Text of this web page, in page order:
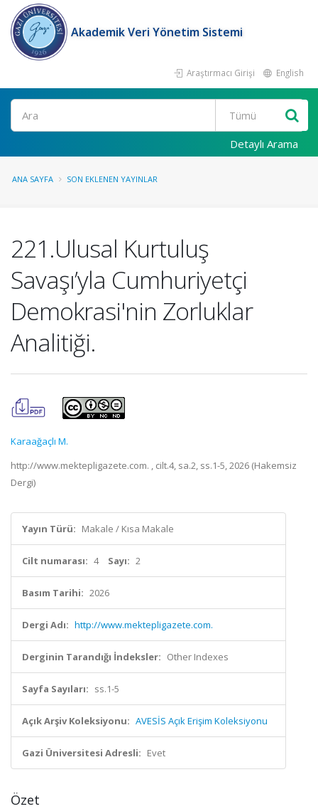
Akademik Veri Yönetim Sistemi
Araştırmacı Girişi English
Ara
Detaylı Arama
ANA SAYFA SON EKLENEN YAYINLAR
221.Ulusal Kurtuluş
Savaşı’yla Cumhuriyetçi
Demokrasi'nin Zorluklar
Analitiği.
Karaağaçlı M.
http://www.mektepligazete.com. , cilt.4, sa.2, ss.1-5, 2026 (Hakemsiz
Dergi)
Yayın Türü: Makale / Kısa Makale
Cilt numarası: 4 Sayı: 2
Basım Tarihi: 2026
Dergi Adı: http://www.mektepligazete.com.
Derginin Tarandığı İndeksler: Other Indexes
Sayfa Sayıları: ss.1-5
Açık Arşiv Koleksiyonu: AVESİS Açık Erişim Koleksiyonu
Gazi Üniversitesi Adresli: Evet
Özet